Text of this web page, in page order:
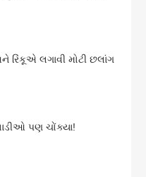
રિંકૂએ લગાવી મોટી છલાંગ
પણ ચોંક્યા!